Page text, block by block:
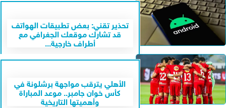
تحذير تقني: بعض تطبيقات الهواتف
قد تشارك موقعك الجغرافي مع
أطراف خارجية...
الأهلي يترقب مواجهة برشلونة في
كأس خوان جامبر.. موعد المباراة
وأهميتها التاريخية